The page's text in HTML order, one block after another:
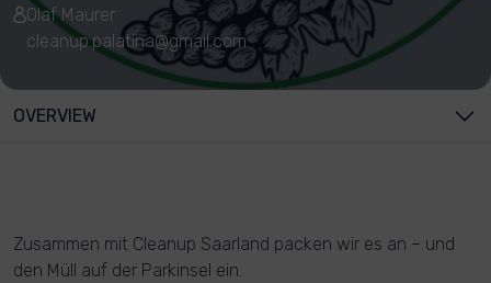
Olaf Maurer
cleanup.palatina@gmail.com
OVERVIEW
Zusammen mit Cleanup Saarland packen wir es an – und
den Müll auf der Parkinsel ein.